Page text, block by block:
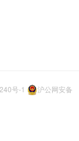
号-1
沪公网安备